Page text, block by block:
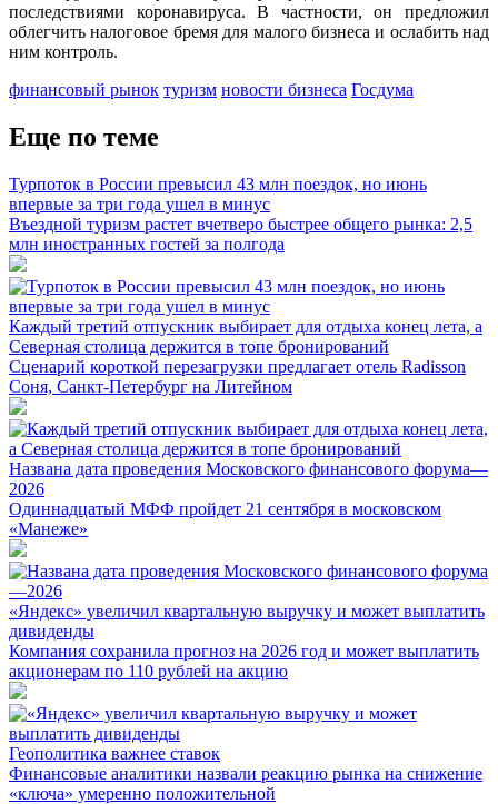
последствиями коронавируса. В частности, он предложил
облегчить налоговое бремя для малого бизнеса и ослабить над
ним контроль.
финансовый рынок туризм новости бизнеса Госдума
Еще по теме
Турпоток в России превысил 43 млн поездок, но июнь
впервые за три года ушел в минус
Въездной туризм растет вчетверо быстрее общего рынка: 2,5
млн иностранных гостей за полгода
Каждый третий отпускник выбирает для отдыха конец лета, а
Северная столица держится в топе бронирований
Сценарий короткой перезагрузки предлагает отель Radisson
Соня, Санкт-Петербург на Литейном
Названа дата проведения Московского финансового форума—
2026
Одиннадцатый МФФ пройдет 21 сентября в московском
«Манеже»
«Яндекс» увеличил квартальную выручку и может выплатить
дивиденды
Компания сохранила прогноз на 2026 год и может выплатить
акционерам по 110 рублей на акцию
Геополитика важнее ставок
Финансовые аналитики назвали реакцию рынка на снижение
«ключа» умеренно положительной